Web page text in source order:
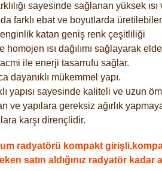
sayesinde sağlanan yüksek ısı
farklı ebat ve boyutlarda
katan geniş renk çeşitliliği
homojen ısı dağılımı sağlayarak
ile enerji tasarrufu sağlar.
dayanıklı mükemmel yapı.
yapısı sayesinde kaliteli ve uzun
ve yapılara gereksiz ağırlık
karşı dirençlidir.
radyatörü kompakt
satın aldığınız radyatör kadar